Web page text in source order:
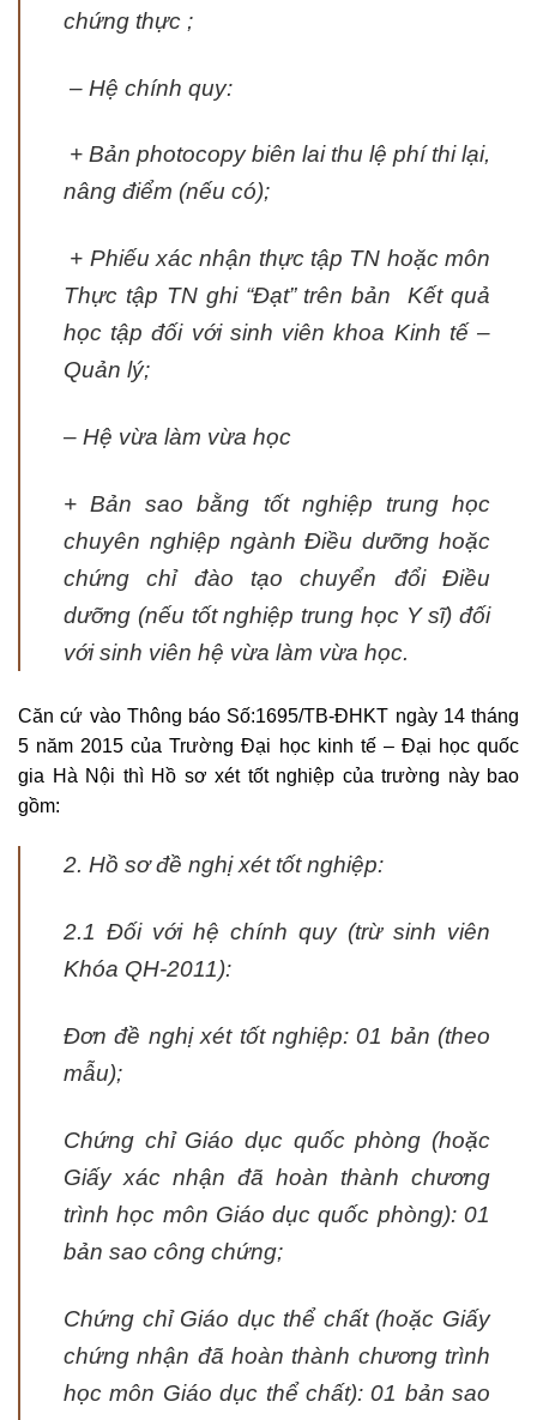
chứng thực ;
– Hệ chính quy:
+ Bản photocopy biên lai thu lệ phí thi lại,
nâng điểm (nếu có);
+ Phiếu xác nhận thực tập TN hoặc môn
Thực tập TN ghi “Đạt” trên bản Kết quả
học tập đối với sinh viên khoa Kinh tế –
Quản lý;
– Hệ vừa làm vừa học
+ Bản sao bằng tốt nghiệp trung học
chuyên nghiệp ngành Điều dưỡng hoặc
chứng chỉ đào tạo chuyển đổi Điều
dưỡng (nếu tốt nghiệp trung học Y sĩ) đối
với sinh viên hệ vừa làm vừa học.
Căn cứ vào Thông báo Số:1695/TB-ĐHKT ngày 14 tháng
5 năm 2015 của Trường Đại học kinh tế – Đại học quốc
gia Hà Nội thì Hồ sơ xét tốt nghiệp của trường này bao
gồm:
2. Hồ sơ đề nghị xét tốt nghiệp:
2.1 Đối với hệ chính quy (trừ sinh viên
Khóa QH-2011):
Đơn đề nghị xét tốt nghiệp: 01 bản (theo
mẫu);
Chứng chỉ Giáo dục quốc phòng (hoặc
Giấy xác nhận đã hoàn thành chương
trình học môn Giáo dục quốc phòng): 01
bản sao công chứng;
Chứng chỉ Giáo dục thể chất (hoặc Giấy
chứng nhận đã hoàn thành chương trình
học môn Giáo dục thể chất): 01 bản sao